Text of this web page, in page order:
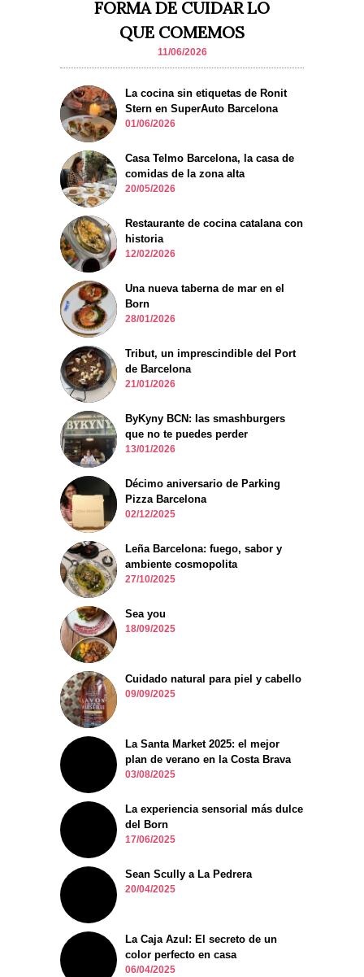
FORMA DE CUIDAR LO
QUE COMEMOS
11/06/2026
La cocina sin etiquetas de Ronit
Stern en SuperAuto Barcelona
01/06/2026
Casa Telmo Barcelona, la casa de
comidas de la zona alta
20/05/2026
Restaurante de cocina catalana con
historia
12/02/2026
Una nueva taberna de mar en el
Born
28/01/2026
Tribut, un imprescindible del Port
de Barcelona
21/01/2026
ByKyny BCN: las smashburgers
que no te puedes perder
13/01/2026
Décimo aniversario de Parking
Pizza Barcelona
02/12/2025
Leña Barcelona: fuego, sabor y
ambiente cosmopolita
27/10/2025
Sea you
18/09/2025
Cuidado natural para piel y cabello
09/09/2025
La Santa Market 2025: el mejor
plan de verano en la Costa Brava
03/08/2025
La experiencia sensorial más dulce
del Born
17/06/2025
Sean Scully a La Pedrera
20/04/2025
La Caja Azul: El secreto de un
color perfecto en casa
06/04/2025